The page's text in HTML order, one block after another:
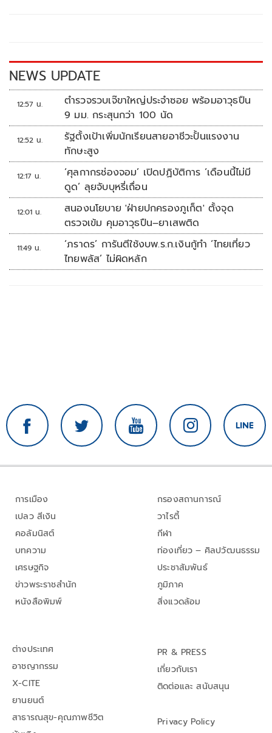
k k
NEWS UPDATE
12:57 น.
ตำรวจรวบเจ๊ขาใหญ่ประจำซอย พร้อมอาวุธปืน
9 มม. กระสุนกว่า 100 นัด
12:52 น.
รัฐตั้งเป้าเพิ่มนักเรียนสายอาชีวะปั้นแรงงาน
ทักษะสูง
12:17 น.
‘ศุลกากรช่องจอม’ เปิดปฏิบัติการ ‘เดือนนี้ไม่มี
ดูด’ ลุยจับบุหรี่เถื่อน
12:01 น.
สนองนโยบาย 'ฝ่ายปกครองภูเก็ต' ตั้งจุด
ตรวจเข้ม คุมอาวุธปืน–ยาเสพติด
11:49 น.
‘ภราดร’ การันตีใช้งบพ.ร.ก.เงินกู้ทำ ‘ไทยเที่ยว
ไทยพลัส’ ไม่ผิดหลัก
การเมือง
เปลว สีเงิน
คอลัมนิสต์
บทความ
เศรษฐกิจ
ข่าวพระราชสำนัก
หนังสือพิมพ์
กรองสถานการณ์
วาไรตี้
กีฬา
ท่องเที่ยว – ศิลปวัฒนธรรม
ประชาสัมพันธ์
ภูมิภาค
สิ่งแวดล้อม
ต่างประเทศ
อาชญากรรม
X-CITE
ยานยนต์
สาธารณสุข-คุณภาพชีวิต
PR & PRESS
เกี่ยวกับเรา
ติดต่อและ สนับสนุน
Privacy Policy